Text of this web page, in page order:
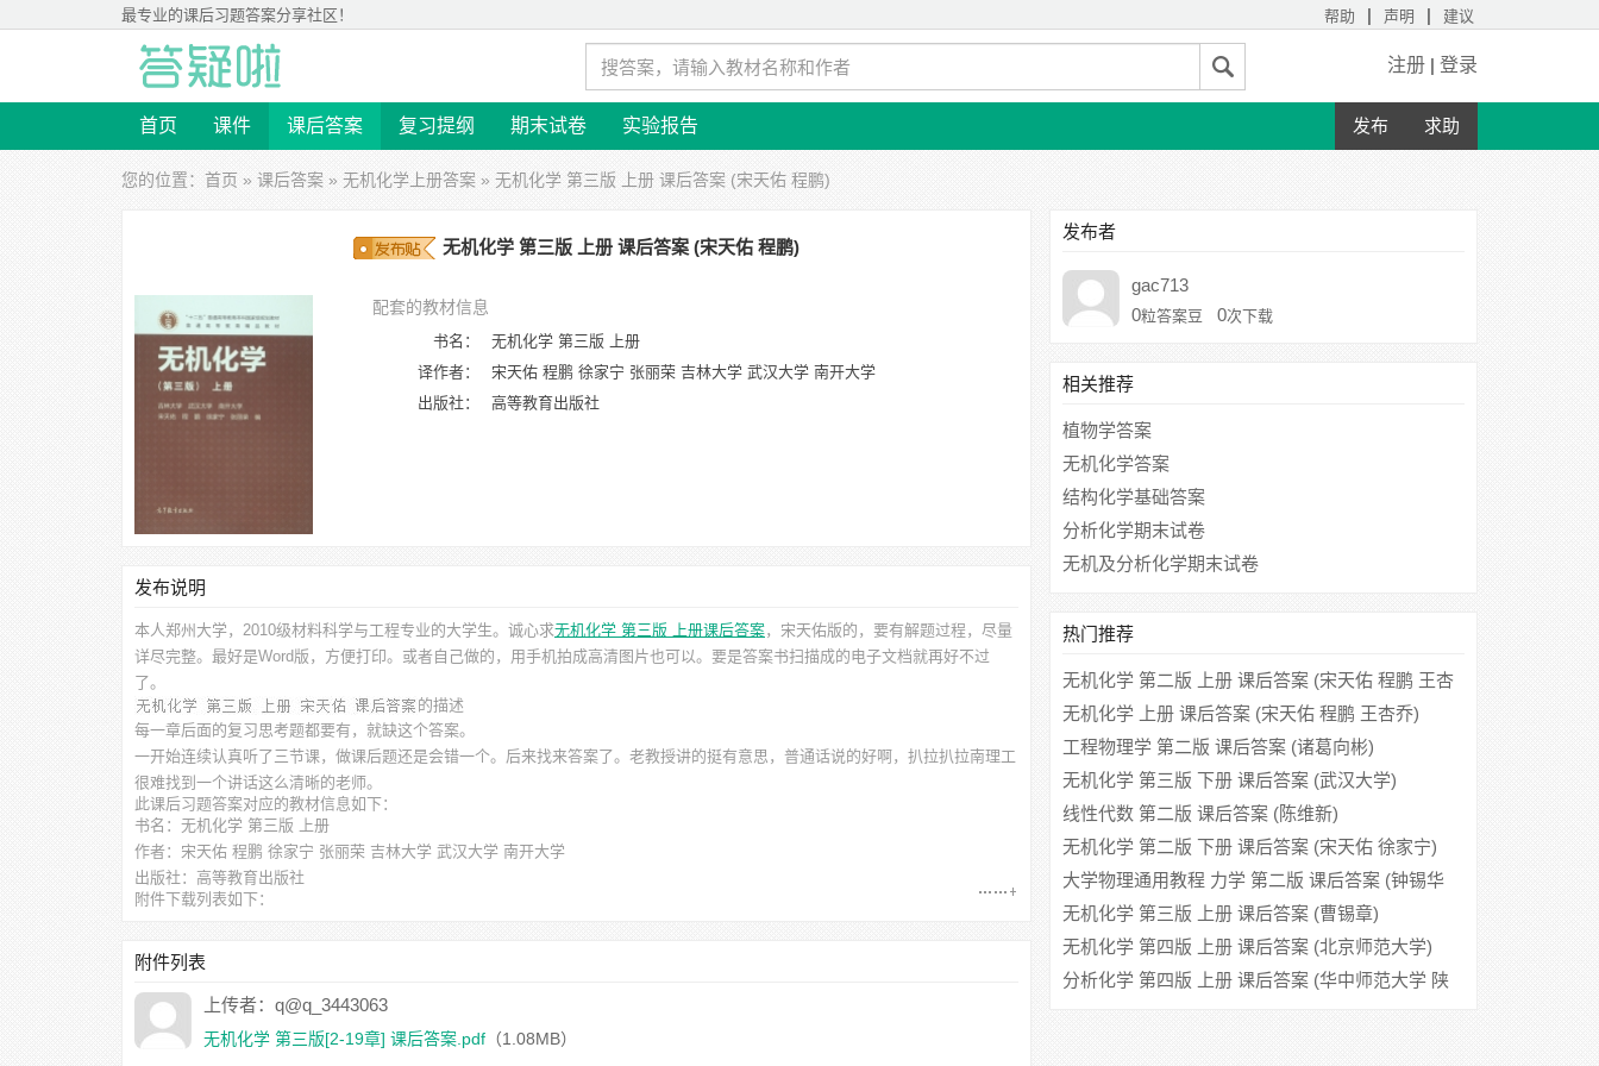
最专业的课后习题答案分享社区！ 帮助 | 声明 | 建议
注册 | 登录
首页 课件 课后答案 复习提纲 期末试卷 实验报告 发布 求助
您的位置： 首页 » 课后答案 » 无机化学上册答案 » 无机化学 第三版 上册 课后答案 (宋天佑 程鹏)
无机化学 第三版 上册 课后答案 (宋天佑 程鹏)
配套的教材信息
书名：
无机化学 第三版 上册
译作者：
宋天佑 程鹏 徐家宁 张丽荣 吉林大学 武汉大学 南开大学
出版社：
高等教育出版社
发布说明
本人郑州大学，2010级材料科学与工程专业的大学生。诚心求无机化学 第三版 上册课后答案，宋天佑版的，要有解题过程，尽量
详尽完整。最好是Word版，方便打印。或者自己做的，用手机拍成高清图片也可以。要是答案书扫描成的电子文档就再好不过
了。
的描述
每一章后面的复习思考题都要有，就缺这个答案。
一开始连续认真听了三节课，做课后题还是会错一个。后来找来答案了。老教授讲的挺有意思，普通话说的好啊，扒拉扒拉南理工
很难找到一个讲话这么清晰的老师。
此课后习题答案对应的教材信息如下：
书名：无机化学 第三版 上册
作者：宋天佑 程鹏 徐家宁 张丽荣 吉林大学 武汉大学 南开大学
出版社：高等教育出版社
附件下载列表如下：
附件列表
上传者：q@q_3443063
无机化学 第三版[2-19章] 课后答案.pdf （1.08MB）
发布者
gac713
0粒答案豆 0次下载
相关推荐
植物学答案
无机化学答案
结构化学基础答案
分析化学期末试卷
无机及分析化学期末试卷
热门推荐
无机化学 第二版 上册 课后答案 (宋天佑 程鹏 王杏
乔 徐家宁)
无机化学 上册 课后答案 (宋天佑 程鹏 王杏乔)
工程物理学 第二版 课后答案 (诸葛向彬)
无机化学 第三版 下册 课后答案 (武汉大学)
线性代数 第二版 课后答案 (陈维新)
无机化学 第二版 下册 课后答案 (宋天佑 徐家宁)
大学物理通用教程 力学 第二版 课后答案 (钟锡华
周岳明)
无机化学 第三版 上册 课后答案 (曹锡章)
无机化学 第四版 上册 课后答案 (北京师范大学)
分析化学 第四版 上册 课后答案 (华中师范大学 陕